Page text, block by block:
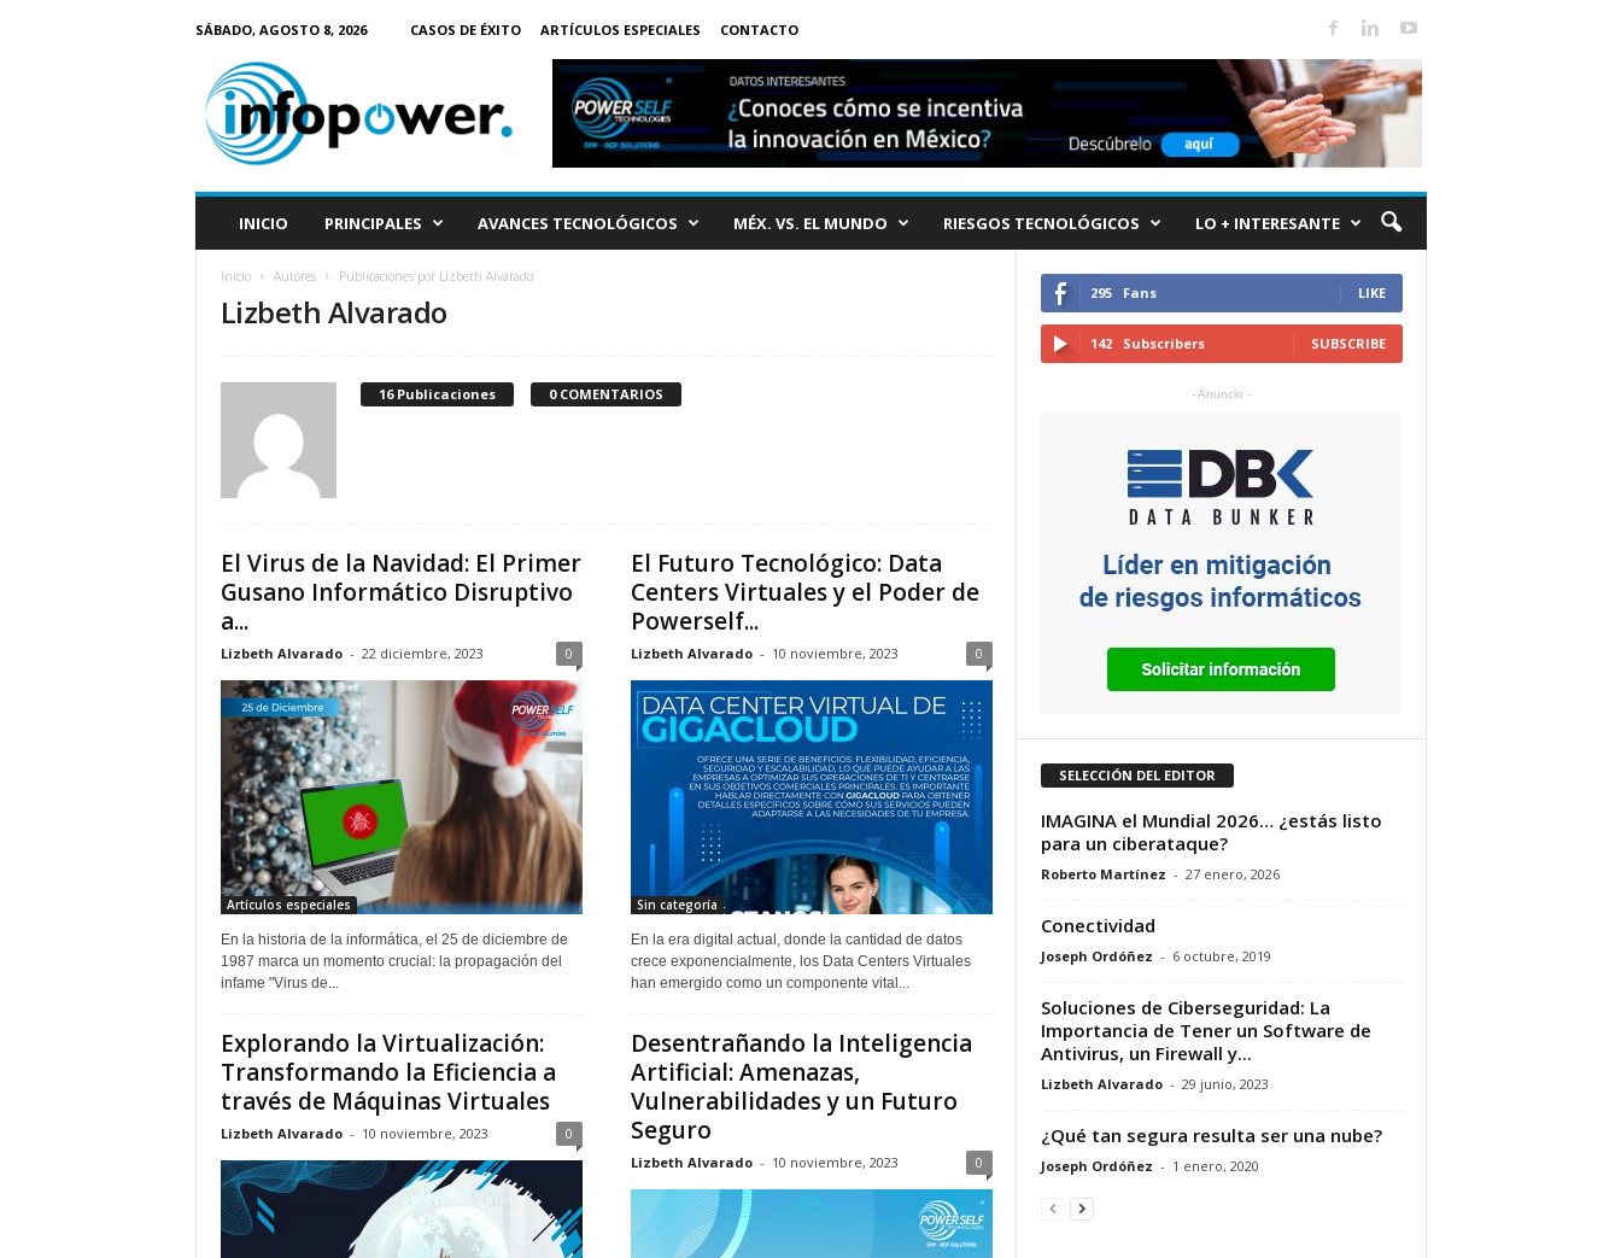
SÁBADO, AGOSTO 8, 2026 CASOS DE ÉXITO ARTÍCULOS ESPECIALES
CONTACTO
INICIO PRINCIPALES AVANCES TECNOLÓGICOS MÉX. VS. EL MUNDO RIESGOS TECNOLÓGICOS LO + INTERESANTE
Inicio Autores Publicaciones por Lizbeth Alvarado
Lizbeth Alvarado
16 Publicaciones 0 COMENTARIOS
El Virus de la Navidad: El Primer
Gusano Informático Disruptivo
a...
Lizbeth Alvarado - 22 diciembre, 2023 0
Artículos especiales
En la historia de la informática, el 25 de diciembre de
1987 marca un momento crucial: la propagación del
infame "Virus de...
El Futuro Tecnológico: Data
Centers Virtuales y el Poder de
Powerself...
Lizbeth Alvarado - 10 noviembre, 2023 0
Sin categoría
En la era digital actual, donde la cantidad de datos
crece exponencialmente, los Data Centers Virtuales
han emergido como un componente vital...
Explorando la Virtualización:
Transformando la Eficiencia a
través de Máquinas Virtuales
Lizbeth Alvarado - 10 noviembre, 2023 0
Desentrañando la Inteligencia
Artificial: Amenazas,
Vulnerabilidades y un Futuro
Seguro
Lizbeth Alvarado - 10 noviembre, 2023 0
295 Fans LIKE
142 Subscribers SUBSCRIBE
- Anuncio -
SELECCIÓN DEL EDITOR
IMAGINA el Mundial 2026… ¿estás listo
para un ciberataque?
Roberto Martínez - 27 enero, 2026
Conectividad
Joseph Ordóñez - 6 octubre, 2019
Soluciones de Ciberseguridad: La
Importancia de Tener un Software de
Antivirus, un Firewall y...
Lizbeth Alvarado - 29 junio, 2023
¿Qué tan segura resulta ser una nube?
Joseph Ordóñez - 1 enero, 2020